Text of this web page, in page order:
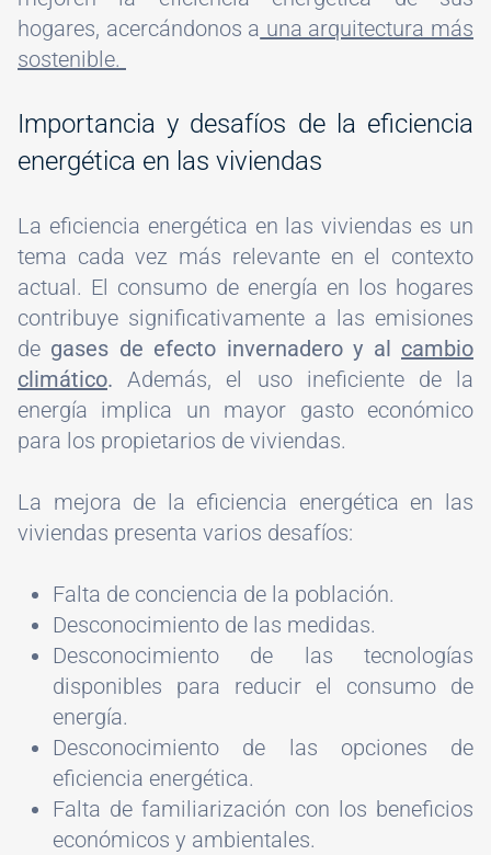
hogares, acercándonos a una arquitectura más
sostenible.
Importancia y desafíos de la eficiencia
energética en las viviendas
La eficiencia energética en las viviendas es un
tema cada vez más relevante en el contexto
actual. El consumo de energía en los hogares
contribuye significativamente a las emisiones
de gases de efecto invernadero y al cambio
climático. Además, el uso ineficiente de la
energía implica un mayor gasto económico
para los propietarios de viviendas.
La mejora de la eficiencia energética en las
viviendas presenta varios desafíos:
Falta de conciencia de la población.
Desconocimiento de las medidas.
Desconocimiento de las tecnologías
disponibles para reducir el consumo de
energía.
Desconocimiento de las opciones de
eficiencia energética.
Falta de familiarización con los beneficios
económicos y ambientales.